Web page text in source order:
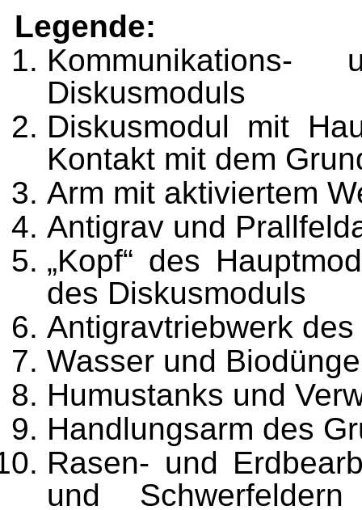
Legende:
Kommunikations-
Diskusmoduls
Diskusmodul mit
Kontakt mit dem
Arm mit aktiviertem
Antigrav und
„Kopf“ des
des Diskusmoduls
Antigravtriebwerk
Wasser und
Humustanks und
Handlungsarm des
Rasen- und
und